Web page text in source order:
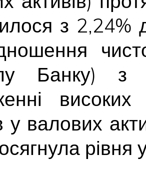
з 2,24%
Банку)
у валових
рівня